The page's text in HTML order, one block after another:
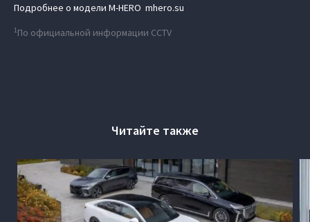
Подробнее о модели M‑HERO mhero.su
1По официальной информации CCTV
Читайте также